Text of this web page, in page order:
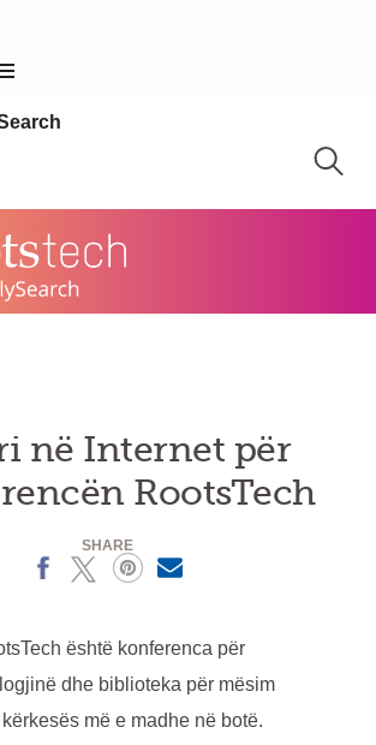
në Internet për
RootsTech
SHARE
X
është konferenca për
dhe biblioteka për mësim
më e madhe në botë.